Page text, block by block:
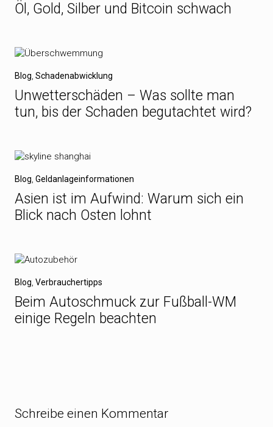
Öl, Gold, Silber und Bitcoin schwach
Blog Schadenabwicklung
Unwetterschäden – Was sollte man
tun, bis der Schaden begutachtet wird?
Blog Geldanlageinformationen
Asien ist im Aufwind: Warum sich ein
Blick nach Osten lohnt
Blog Verbrauchertipps
Beim Autoschmuck zur Fußball-WM
einige Regeln beachten
Schreibe einen Kommentar